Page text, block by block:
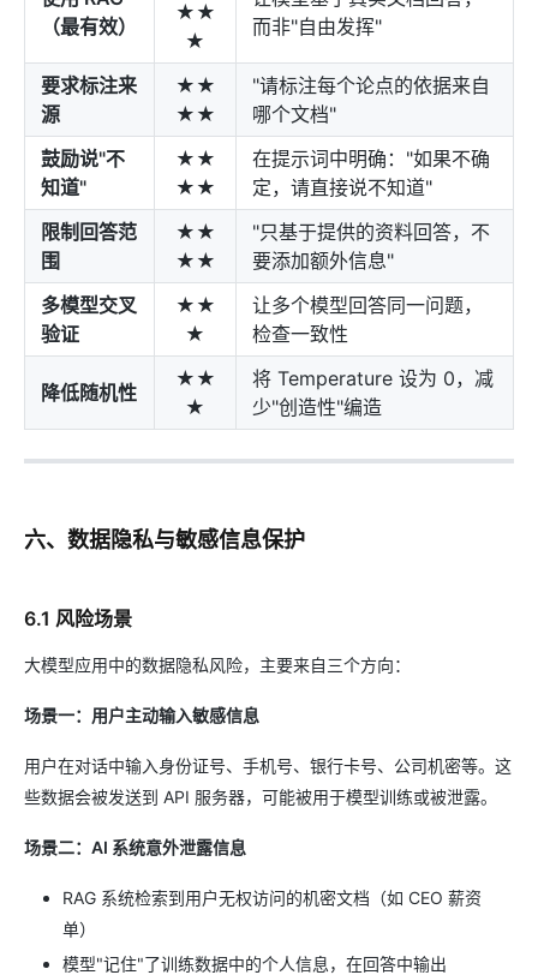
（最有效）
★★
★
而非"自由发挥"
要求标注来
源
★★
★★
"请标注每个论点的依据来自
哪个文档"
鼓励说"不
知道"
★★
★★
在提示词中明确："如果不确
定，请直接说不知道"
限制回答范
围
★★
★★
"只基于提供的资料回答，不
要添加额外信息"
多模型交叉
验证
★★
★
让多个模型回答同一问题，
检查一致性
降低随机性
★★
★
将 Temperature 设为 0，减
少"创造性"编造
六、数据隐私与敏感信息保护
6.1 风险场景
大模型应用中的数据隐私风险，主要来自三个方向：
场景一：用户主动输入敏感信息
用户在对话中输入身份证号、手机号、银行卡号、公司机密等。这
些数据会被发送到 API 服务器，可能被用于模型训练或被泄露。
场景二：AI 系统意外泄露信息
RAG 系统检索到用户无权访问的机密文档（如 CEO 薪资
单）
模型"记住"了训练数据中的个人信息，在回答中输出